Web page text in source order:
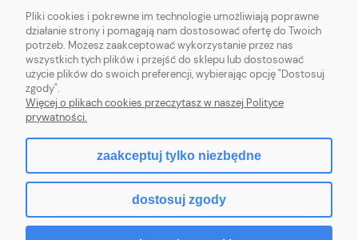
pokaż pełną wersję strony
Sklep internetowy Shoper.pl
Pliki cookies i pokrewne im technologie umożliwiają poprawne
działanie strony i pomagają nam dostosować ofertę do Twoich
potrzeb. Możesz zaakceptować wykorzystanie przez nas
wszystkich tych plików i przejść do sklepu lub dostosować
użycie plików do swoich preferencji, wybierając opcję "Dostosuj
zgody".
Więcej o plikach cookies przeczytasz w naszej Polityce
prywatności.
zaakceptuj tylko niezbędne
dostosuj zgody